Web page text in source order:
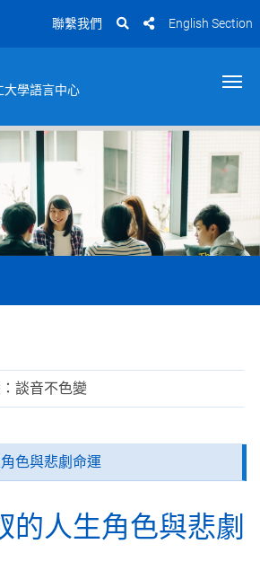
聯繫我們 English Section
大學語言中心
談音不色變
⾊與悲劇命運
的⼈⽣⾓⾊與悲劇